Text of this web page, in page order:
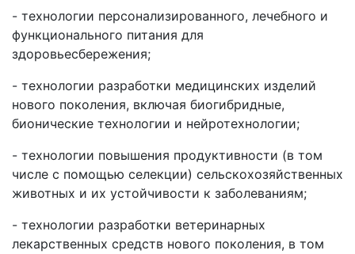
- технологии персонализированного, лечебного и
функционального питания для
здоровьесбережения;
- технологии разработки медицинских изделий
нового поколения, включая биогибридные,
бионические технологии и нейротехнологии;
- технологии повышения продуктивности (в том
числе с помощью селекции) сельскохозяйственных
животных и их устойчивости к заболеваниям;
- технологии разработки ветеринарных
лекарственных средств нового поколения, в том